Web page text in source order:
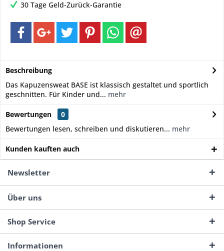
30 Tage Geld-Zurück-Garantie
Beschreibung
Das Kapuzensweat BASE ist klassisch gestaltet und sportlich
geschnitten. Für Kinder und... mehr
Bewertungen
0
Bewertungen lesen, schreiben und diskutieren... mehr
Kunden kauften auch
Newsletter
Über uns
Shop Service
Informationen